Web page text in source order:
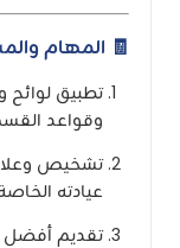
🧾 المهام
تطبيق لوائح
وقواعد
تشخيص
عيادته
تقديم أفضل